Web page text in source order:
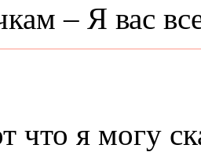
– Я вас
что я могу